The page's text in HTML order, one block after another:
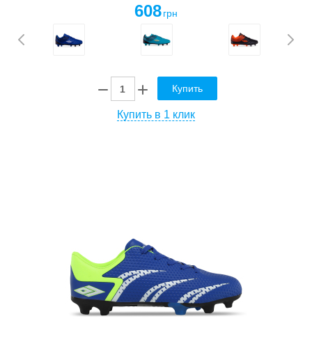
608 грн
Купить
Купить в 1 клик